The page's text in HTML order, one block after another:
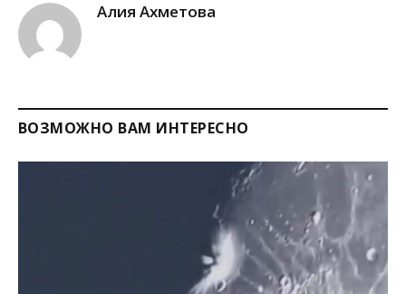
Алия Ахметова
ВОЗМОЖНО ВАМ ИНТЕРЕСНО